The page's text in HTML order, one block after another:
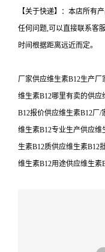
【关于快递】：本店所有
任何问题,可以直接联系客
时间根据距离远近而定。
厂家供应维生素B12生产
维生素B12哪里有卖的供
B12报价供应维生素B12厂/
维生素B12专业生产供应维
生素B12质供应维生素B12
维生素B12用途供应维生素